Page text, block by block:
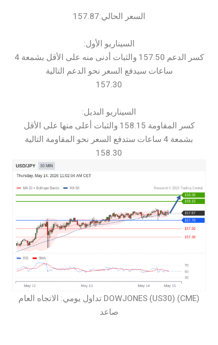
السعر الحالي:157.87
السيناريو الأول:
كسر الدعم 157.50 والثبات أدنى منه على الأقل بشمعة 4
ساعات سيدفع السعر نحو الدعم التالية
157.30
السيناريو البديل:
كسر المقاومة 158.15 والثبات أعلى منها على الأقل
بشمعة 4 ساعات ستدفع السعر نحو المقاومة التالية
158.30
‏DOWJONES (US30) (CME) تداول يومي: الاتجاه العام
صاعد